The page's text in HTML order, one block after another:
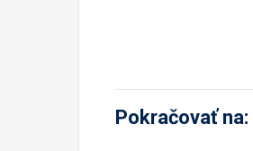
Pokračovať na: